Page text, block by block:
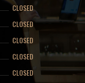
CLOSED
CLOSED
CLOSED
CLOSED
CLOSED